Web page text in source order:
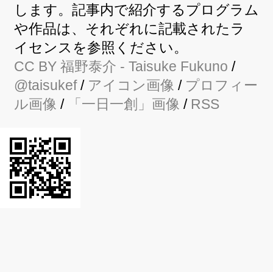
します。記事内で紹介するプログラム
や作品は、それぞれに記載されたラ
イセンスを参照ください。
CC BY 福野泰介 - Taisuke Fukuno /
@taisukef/ アイコン画像 / プロフィー
ル画像 / 「一日一創」画像 / RSS